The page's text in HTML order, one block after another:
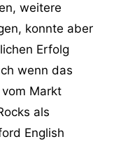
weitere
konnte aber
Erfolg
wenn das
Markt
als
English